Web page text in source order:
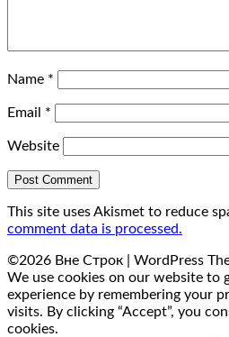
Name *
Email *
Website
This site uses Akismet to reduce
comment data is processed.
©2026 Вне Строк | WordPress
We use cookies on our website to
experience by remembering your
visits. By clicking “Accept”, you
cookies.